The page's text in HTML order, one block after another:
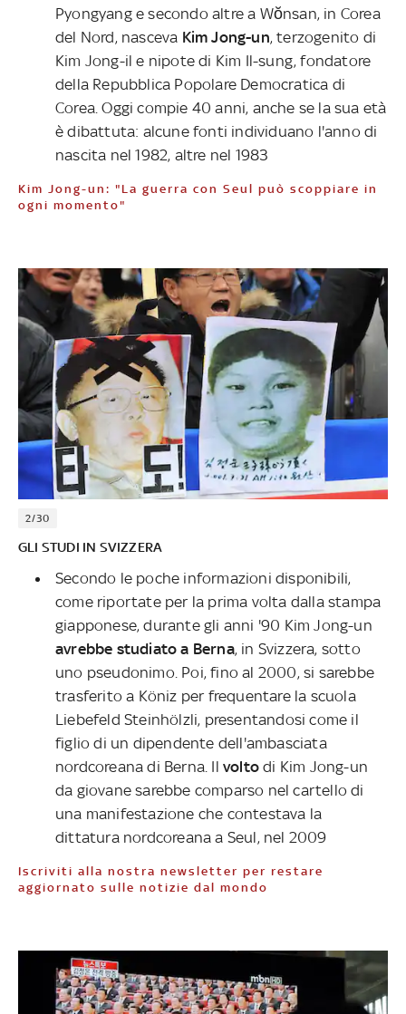
Pyongyang e secondo altre a Wŏnsan, in Corea
del Nord, nasceva Kim Jong-un, terzogenito di
Kim Jong-il e nipote di Kim Il-sung, fondatore
della Repubblica Popolare Democratica di
Corea. Oggi compie 40 anni, anche se la sua età
è dibattuta: alcune fonti individuano l'anno di
nascita nel 1982, altre nel 1983
Kim Jong-un: "La guerra con Seul può scoppiare in
ogni momento"
2/30
GLI STUDI IN SVIZZERA
Secondo le poche informazioni disponibili,
come riportate per la prima volta dalla stampa
giapponese, durante gli anni '90 Kim Jong-un
avrebbe studiato a Berna, in Svizzera, sotto
uno pseudonimo. Poi, fino al 2000, si sarebbe
trasferito a Köniz per frequentare la scuola
Liebefeld Steinhölzli, presentandosi come il
figlio di un dipendente dell'ambasciata
nordcoreana di Berna. Il voltodi Kim Jong-un
da giovane sarebbe comparso nel cartello di
una manifestazione che contestava la
dittatura nordcoreana a Seul, nel 2009
Iscriviti alla nostra newsletter per restare
aggiornato sulle notizie dal mondo